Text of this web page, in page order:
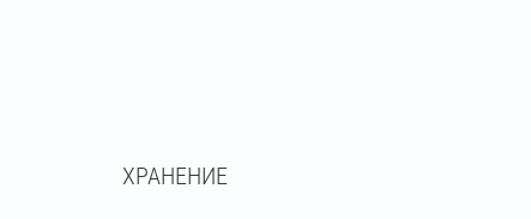
ХРАНЕНИЕ